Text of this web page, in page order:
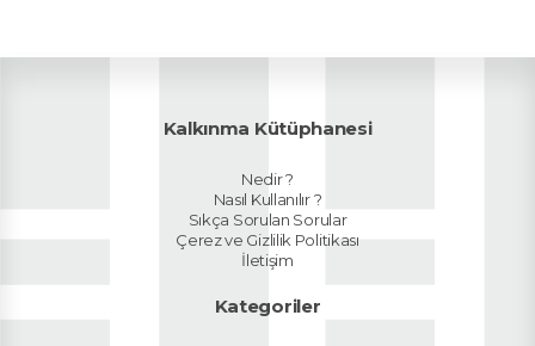
Kalkınma Kütüphanesi
Nedir ?
Nasıl Kullanılır ?
Sıkça Sorulan Sorular
Çerez ve Gizlilik Politikası
İletişim
Kategoriler